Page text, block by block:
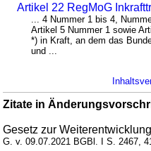
Artikel 22 RegMoG
... 4 Nummer 1 bis 4,
Artikel 5 Nummer 1 sowie
*) in Kraft, an dem das
und ...
Zitate in
Gesetz zur
G. v. 09.07.2021 BGBl. I S. 2467,